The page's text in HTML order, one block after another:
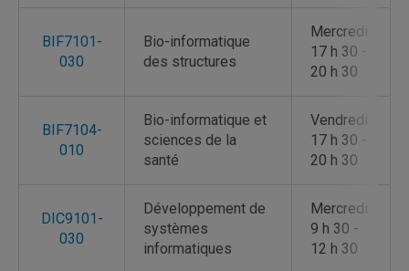
BIF7101-
030
Bio-informatique
des structures
Mercredi
17 h 30 -
20 h 30
BIF7104-
010
Bio-informatique et
sciences de la
santé
Vendredi
17 h 30 -
20 h 30
DIC9101-
030
Développement de
systèmes
informatiques
Mercredi
9 h 30 -
12 h 30